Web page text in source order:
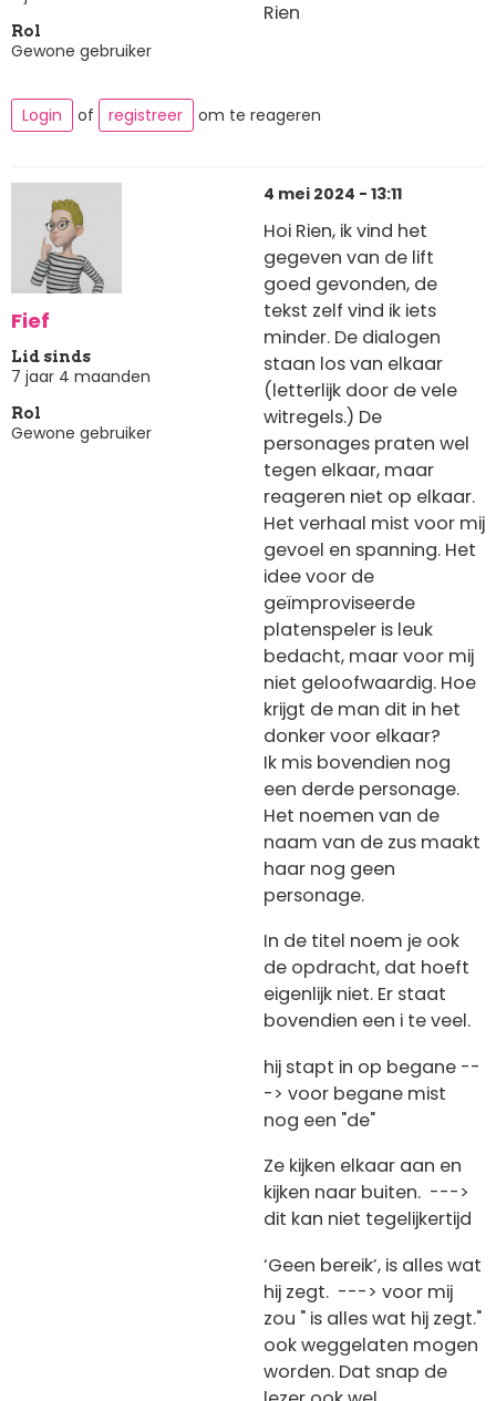
Rol
Gewone gebruiker
Rien
Login of registreer om te reageren
Fief
Lid sinds
7 jaar 4 maanden
Rol
Gewone gebruiker
4 mei 2024 - 13:11
Hoi Rien, ik vind het
gegeven van de lift
goed gevonden, de
tekst zelf vind ik iets
minder. De dialogen
staan los van elkaar
(letterlijk door de vele
witregels.) De
personages praten wel
tegen elkaar, maar
reageren niet op elkaar.
Het verhaal mist voor mij
gevoel en spanning. Het
idee voor de
geïmproviseerde
platenspeler is leuk
bedacht, maar voor mij
niet geloofwaardig. Hoe
krijgt de man dit in het
donker voor elkaar?
Ik mis bovendien nog
een derde personage.
Het noemen van de
naam van de zus maakt
haar nog geen
personage.
In de titel noem je ook
de opdracht, dat hoeft
eigenlijk niet. Er staat
bovendien een i te veel.
hij stapt in op begane --
-> voor begane mist
nog een "de"
Ze kijken elkaar aan en
kijken naar buiten. --->
dit kan niet tegelijkertijd
‘Geen bereik’, is alles wat
hij zegt. ---> voor mij
zou " is alles wat hij zegt."
ook weggelaten mogen
worden. Dat snap de